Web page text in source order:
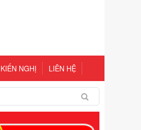
NGHỊ LIÊN HỆ